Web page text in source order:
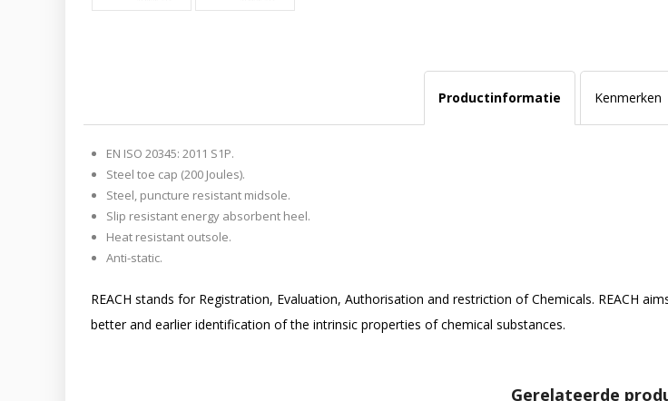
Productinformatie Kenmerken
EN ISO 20345: 2011 S1P.
Steel toe cap (200 Joules).
Steel, puncture resistant midsole.
Slip resistant energy absorbent heel.
Heat resistant outsole.
Anti-static.
REACH stands for Registration, Evaluation, Authorisation and restriction of Chemicals. REACH
better and earlier identification of the intrinsic properties of chemical substances.
Gerelateerde